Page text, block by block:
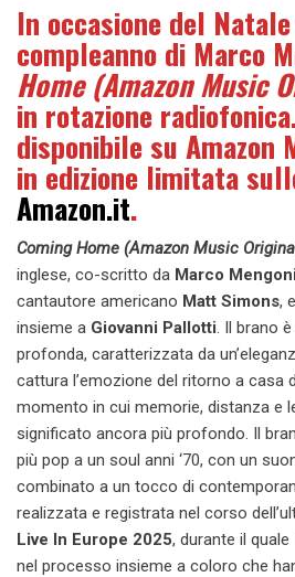
In occasione del
compleanno di Marco
Home (Amazon Music
in rotazione
disponibile su Amazon
in edizione limitata
Amazon.it.
Coming Home (Amazon Music
inglese, co-scritto da Marco Mengoni
cantautore americano Matt Simons,
insieme a Giovanni Pallotti. Il brano
profonda, caratterizzata da
cattura l’emozione del ritorno a casa
momento in cui memorie, distanza e
significato ancora più profondo. Il
più pop a un soul anni ‘70, con un
combinato a un tocco di
realizzata e registrata nel corso
Live In Europe 2025, durante il
nel processo insieme a coloro che